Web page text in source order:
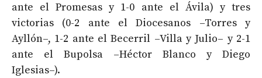
ante el Promesas y 1-0 ante el Ávila) y tres
victorias (0-2 ante el Diocesanos –Torres y
Ayllón–, 1-2 ante el Becerril –Villa y Julio– y 2-1
ante el Bupolsa –Héctor Blanco y Diego
Iglesias–).